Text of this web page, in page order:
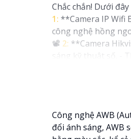
Chắc chắn! Dưới
1: **Camera IP Wifi
công nghệ hồng
📽 2: **Camera
sáng kỹ thuật số. -
**Camera
lên đến 20m. -
Nhớ kiểm tra và
Công nghệ AWB
đổi ánh sáng, AWB